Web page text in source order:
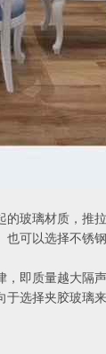
玻璃材质，推
可以选择不锈
即质量越大隔
选择夹胶玻璃